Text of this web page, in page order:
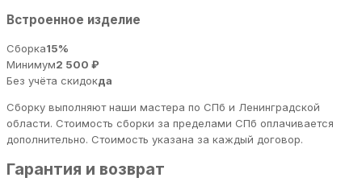
Встроенное изделие
Сборка15%
Минимум2 500 ₽
Без учёта скидокда
Сборку выполняют наши мастера по СПб и Ленинградской
области. Стоимость сборки за пределами СПб оплачивается
дополнительно. Стоимость указана за каждый договор.
Гарантия и возврат